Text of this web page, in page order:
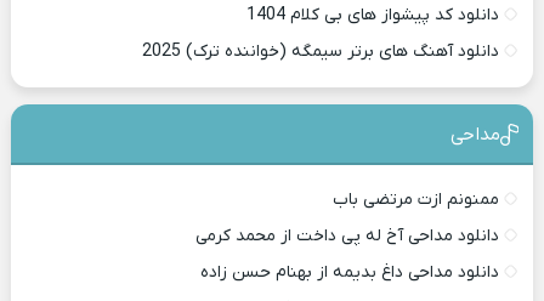
دانلود کد پیشواز های بی کلام 1404
دانلود آهنگ های برتر سیمگه (خواننده ترک) 2025
مداحی
ممنونم ازت مرتضی باب
دانلود مداحی آخ له پی داخت از محمد کرمی
دانلود مداحی داغ بدیمه از بهنام حسن زاده